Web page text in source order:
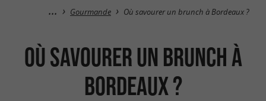
Gourmande Où savourer un brunch à Bordeaux ?
Où savourer un brunch à
Bordeaux ?